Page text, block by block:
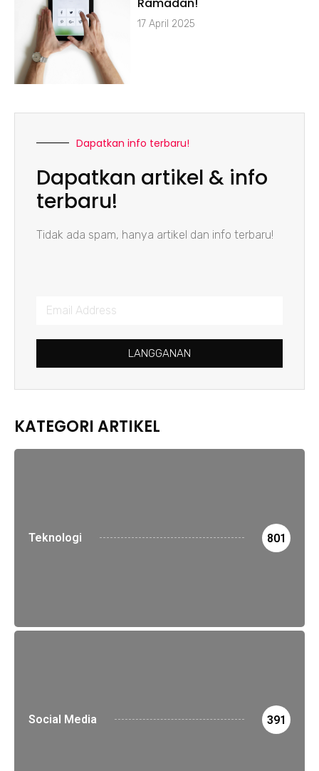
17 April 2025
Dapatkan info terbaru!
Dapatkan artikel & info
terbaru!
Tidak ada spam, hanya artikel dan info terbaru!
LANGGANAN
KATEGORI ARTIKEL
Teknologi 801
Social Media 391